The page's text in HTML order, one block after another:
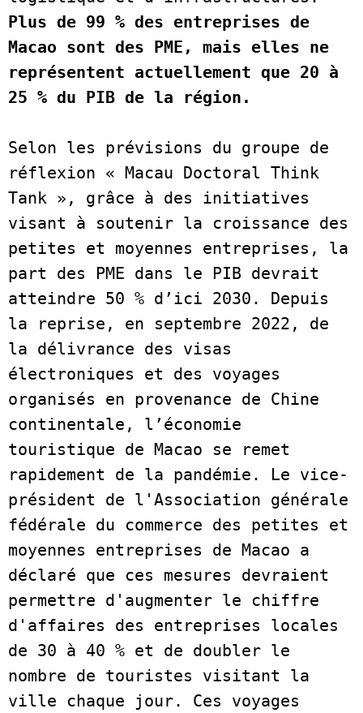
Plus de 99 % des entreprises de
Macao sont des PME, mais elles ne
représentent actuellement que 20 à
25 % du PIB de la région.
Selon les prévisions du groupe de
réflexion « Macau Doctoral Think
Tank », grâce à des initiatives
visant à soutenir la croissance des
petites et moyennes entreprises, la
part des PME dans le PIB devrait
atteindre 50 % d’ici 2030. Depuis
la reprise, en septembre 2022, de
la délivrance des visas
électroniques et des voyages
organisés en provenance de Chine
continentale, l’économie
touristique de Macao se remet
rapidement de la pandémie. Le vice-
président de l'Association générale
fédérale du commerce des petites et
moyennes entreprises de Macao a
déclaré que ces mesures devraient
permettre d'augmenter le chiffre
d'affaires des entreprises locales
de 30 à 40 % et de doubler le
nombre de touristes visitant la
ville chaque jour. Ces voyages